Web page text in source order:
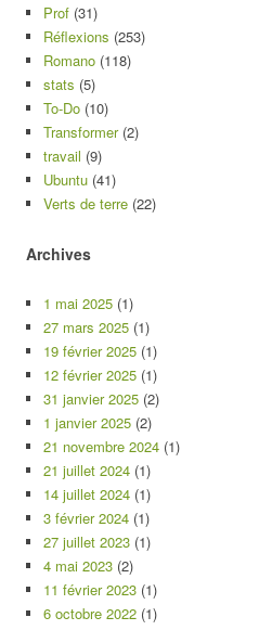
Prof (31)
Réflexions (253)
Romano (118)
stats (5)
To-Do (10)
Transformer(2)
travail (9)
Ubuntu (41)
Verts de terre (22)
Archives
1 mai 2025 (1)
27 mars 2025 (1)
19 février 2025 (1)
12 février 2025 (1)
31 janvier 2025 (2)
1 janvier 2025 (2)
21 novembre 2024 (1)
21 juillet 2024 (1)
14 juillet 2024 (1)
3 février 2024 (1)
27 juillet 2023 (1)
4 mai 2023 (2)
11 février 2023 (1)
6 octobre 2022 (1)